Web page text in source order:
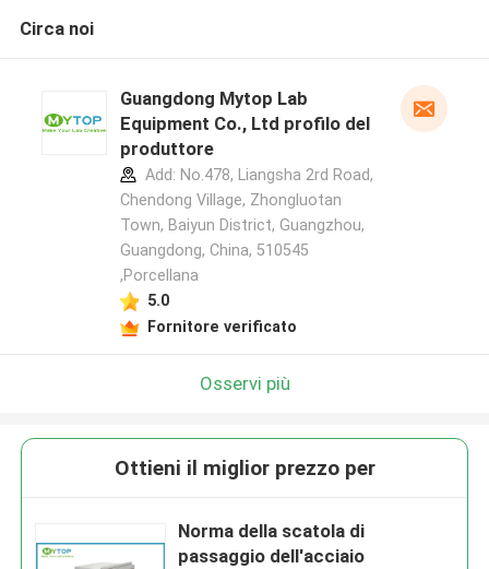
Circa noi
Guangdong Mytop Lab
Equipment Co., Ltd profilo del
produttore
Add: No.478, Liangsha 2rd Road,
Chendong Village, Zhongluotan
Town, Baiyun District, Guangzhou,
Guangdong, China, 510545
,Porcellana
5.0
Fornitore verificato
Osservi più
Ottieni il miglior prezzo per
Norma della scatola di
passaggio dell'acciaio